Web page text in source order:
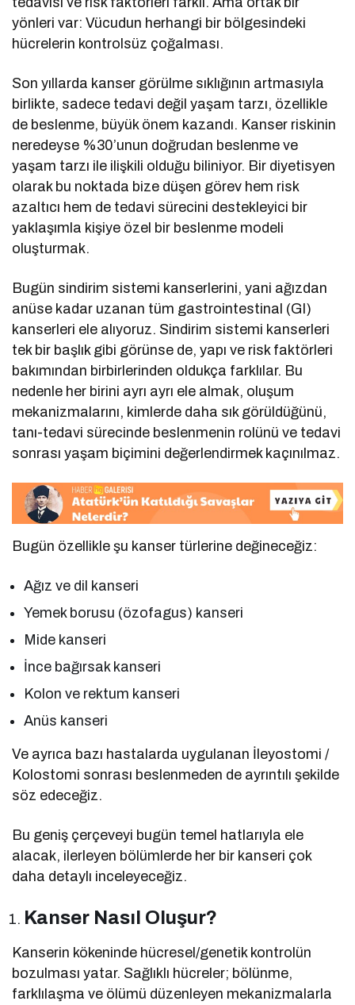
yönleri var: Vücudun herhangi bir bölgesindeki
hücrelerin kontrolsüz çoğalması.
Son yıllarda kanser görülme sıklığının artmasıyla
birlikte, sadece tedavi değil yaşam tarzı, özellikle
de beslenme, büyük önem kazandı. Kanser riskinin
neredeyse %30’unun doğrudan beslenme ve
yaşam tarzı ile ilişkili olduğu biliniyor. Bir diyetisyen
olarak bu noktada bize düşen görev hem risk
azaltıcı hem de tedavi sürecini destekleyici bir
yaklaşımla kişiye özel bir beslenme modeli
oluşturmak.
Bugün sindirim sistemi kanserlerini, yani ağızdan
anüse kadar uzanan tüm gastrointestinal (GI)
kanserleri ele alıyoruz. Sindirim sistemi kanserleri
tek bir başlık gibi görünse de, yapı ve risk faktörleri
bakımından birbirlerinden oldukça farklılar. Bu
nedenle her birini ayrı ayrı ele almak, oluşum
mekanizmalarını, kimlerde daha sık görüldüğünü,
tanı-tedavi sürecinde beslenmenin rolünü ve tedavi
sonrası yaşam biçimini değerlendirmek kaçınılmaz.
Bugün özellikle şu kanser türlerine değineceğiz:
Ağız ve dil kanseri
Yemek borusu (özofagus) kanseri
Mide kanseri
İnce bağırsak kanseri
Kolon ve rektum kanseri
Anüs kanseri
Ve ayrıca bazı hastalarda uygulanan İleyostomi /
Kolostomi sonrası beslenmeden de ayrıntılı şekilde
söz edeceğiz.
Bu geniş çerçeveyi bugün temel hatlarıyla ele
alacak, ilerleyen bölümlerde her bir kanseri çok
daha detaylı inceleyeceğiz.
Kanser Nasıl Oluşur?
Kanserin kökeninde hücresel/genetik kontrolün
bozulması yatar. Sağlıklı hücreler; bölünme,
farklılaşma ve ölümü düzenleyen mekanizmalarla